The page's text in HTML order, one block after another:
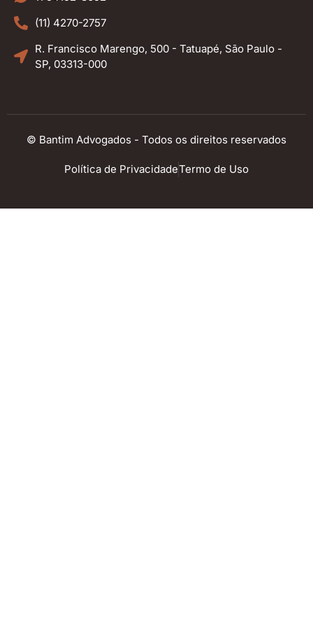
(11) 4270-2757
R. Francisco Marengo, 500 - Tatuapé, São Paulo -
SP, 03313-000
© Bantim Advogados - Todos os direitos reservados
Política de PrivacidadeTermo de Uso